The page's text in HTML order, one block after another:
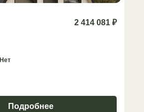
2 414 081 ₽
Нет
Подробнее